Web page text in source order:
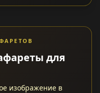
для
изображение в